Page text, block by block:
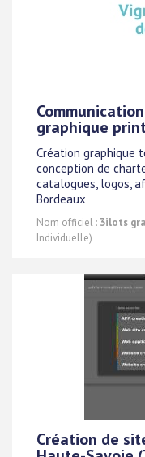
graphique
Création graphique
conception de
catalogues, logos,
Bordeaux
Nom officiel : 3ilots
Individuelle)
Création de